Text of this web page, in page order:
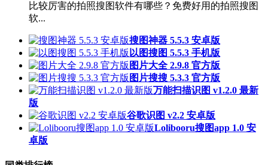
比较厉害的拍照搜图软件有哪些？免费好用的拍照搜图
软...
搜图神器 5.5.3 安卓版
以图搜图 5.5.3 手机版
图片大全 2.9.8 官方版
图片搜搜 5.3.3 官方版
万能扫描识图 v1.2.0 最新
版
谷歌识图 v2.2 安卓版
Lolibooru搜图app 1.0 安
卓版